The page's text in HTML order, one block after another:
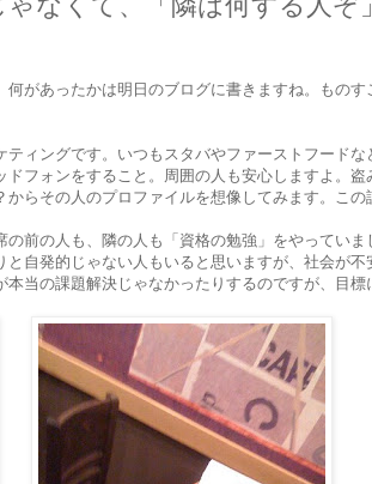
があったかは明日のブログに書きますね。ものす
ィングです。いつもスタバやファーストフード
フォンをすること。周囲の人も安心しますよ。
らその人のプロファイルを想像してみます。こ
前の人も、隣の人も「資格の勉強」をやってい
自発的じゃない人もいると思いますが、社会が
当の課題解決じゃなかったりするのですが、目標